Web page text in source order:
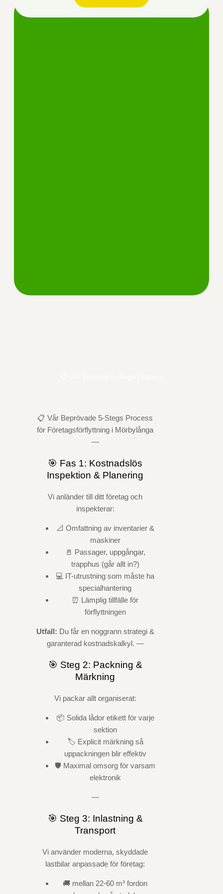
📋 Vår Beprövade 5-Stegs Process
för Företagsförflyttning i Mörbylånga
—
🎯 Fas 1: Kostnadslös
Inspektion & Planering
Vi anländer till ditt företag och
inspekterar:
📐 Omfattning av inventarier &
maskiner
🚪 Passager, uppgångar,
trapphus (går allt in?)
💻 IT-utrustning som måste ha
specialhantering
⏰ Lämplig tillfälle för
förflyttningen
Utfall: Du får en noggrann strategi &
garanterad kostnadskalkyl. —
🎯 Steg 2: Packning &
Märkning
Vi packar allt organiserat:
📦 Solida lådor etikett för varje
sektion
🏷️ Explicit märkning så
uppackningen blir effektiv
🛡️ Maximal omsorg för varsam
elektronik
—
🎯 Steg 3: Inlastning &
Transport
Vi använder moderna, skyddade
lastbilar anpassade för företag:
🚚 mellan 22-60 m³ fordon